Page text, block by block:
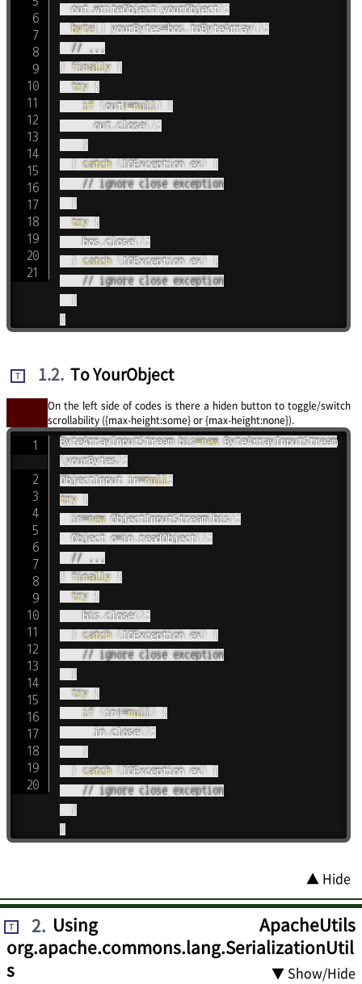
	out
.writeObject(yourObject) ;
byte[ ] yourBytes=bos. toByteArray( ) ;
// ...
}
finally
{
try
{
if
(out!=null )
{
			out
.close( ) ;
}
} catch ( IOException ex)
{
// ignore close exception
}
try
{
		bos
.close( ) ;
} catch ( IOException ex)
{
// ignore close exception
}
}
T 1.2. To YourObject
On the left side of codes is there a hiden button to toggle/switch
scrollability ({max-height:some} or {max-height:none}).
ByteArrayInputStream bis=new ByteArrayInputStream
( yourBytes) ;
ObjectInput in=null ;
try
{
	in
=new ObjectInputStream( bis) ;
Object o=in. readObject( ) ;
// ...
}
finally
{
try
{
		bis
.close( ) ;
} catch ( IOException ex )
{
// ignore close exception
}
try
{
if
( in!=null )
{
			in
.close( ) ;
}
} catch ( IOException ex )
{
// ignore close exception
}
}
▲ Hide
T 2. Using ApacheUtils
org.apache.commons.lang.SerializationUtil
s
▼ Show/Hide